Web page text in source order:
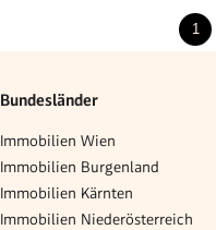
1
Bundesländer
Immobilien Wien
Immobilien Burgenland
Immobilien Kärnten
Immobilien Niederösterreich